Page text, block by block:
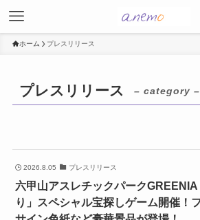
ホーム プレスリリース
プレスリリース – category –
2026.8.05 プレスリリース
六甲山アスレチックパーク
り」スペシャル宝探しゲーム開催！